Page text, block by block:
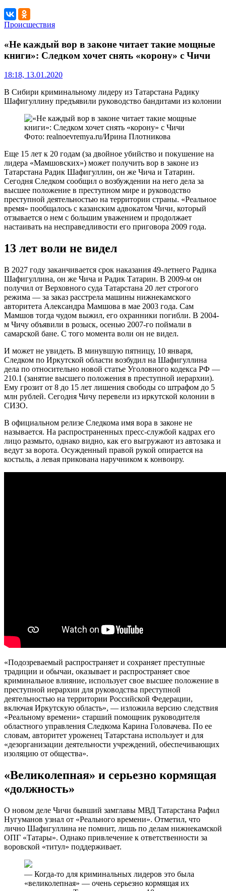
Происшествия
«Не каждый вор в законе читает такие мощные
книги»: Следком хочет снять «корону» с Чичи
18:18, 13.01.2020
В Сибири криминальному лидеру из Татарстана Радику
Шафигуллину предъявили руководство бандитами из колонии
Фото: realnoevremya.ru/Ирина Плотникова
Еще 15 лет к 20 годам (за двойное убийство и покушение на
лидера «Мамшовских») может получить вор в законе из
Татарстана Радик Шафигуллин, он же Чича и Татарин.
Сегодня Следком сообщил о возбуждении на него дела за
высшее положение в преступном мире и руководство
преступной деятельностью на территории страны. «Реальное
время» пообщалось с казанским адвокатом Чичи, который
отзывается о нем с большим уважением и продолжает
настаивать на несправедливости его приговора 2009 года.
13 лет воли не видел
В 2027 году заканчивается срок наказания 49-летнего Радика
Шафигуллина, он же Чича и Радик Татарин. В 2009-м он
получил от Верховного суда Татарстана 20 лет строгого
режима — за заказ расстрела машины нижнекамского
авторитета Александра Мамшова в мае 2003 года. Сам
Мамшов тогда чудом выжил, его охранники погибли. В 2004-
м Чичу объявили в розыск, осенью 2007-го поймали в
самарской бане. С того момента воли он не видел.
И может не увидеть. В минувшую пятницу, 10 января,
Следком по Иркутской области возбудил на Шафигуллина
дела по относительно новой статье Уголовного кодекса РФ —
210.1 (занятие высшего положения в преступной иерархии).
Ему грозит от 8 до 15 лет лишения свободы со штрафом до 5
млн рублей. Сегодня Чичу перевели из иркутской колонии в
СИЗО.
В официальном релизе Следкома имя вора в законе не
называется. На распространенных пресс-службой кадрах его
лицо размыто, однако видно, как его выгружают из автозака и
ведут за ворота. Осужденный правой рукой опирается на
костыль, а левая прикована наручником к конвоиру.
«Подозреваемый распространяет и сохраняет преступные
традиции и обычаи, оказывает и распространяет свое
криминальное влияние, использует свое высшее положение в
преступной иерархии для руководства преступной
деятельностью на территории Российской Федерации,
включая Иркутскую область», — изложила версию следствия
«Реальному времени» старший помощник руководителя
областного управления Следкома Карина Головачева. По ее
словам, авторитет уроженец Татарстана использует и для
«дезорганизации деятельности учреждений, обеспечивающих
изоляцию от общества».
«Великолепная» и серьезно кормящая
«должность»
О новом деле Чичи бывший замглавы МВД Татарстана Рафил
Нугуманов узнал от «Реального времени». Отметил, что
лично Шафигуллина не помнит, лишь по делам нижнекамской
ОПГ «Татары». Однако привлечение к ответственности за
воровской «титул» поддерживает.
— Когда-то для криминальных лидеров это была
«великолепная» — очень серьезно кормящая их